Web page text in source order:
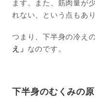
ます。また、筋肉量が
れない、という点もあり
つまり、下半身の冷え
え」 なのです。
下半身のむくみの